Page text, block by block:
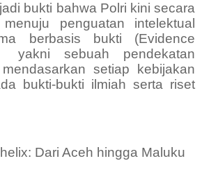
bukti bahwa Polri kini secara
penguatan intelektual
berbasis bukti (Evidence
yakni sebuah pendekatan
setiap kebijakan
bukti-bukti ilmiah serta riset
Dari Aceh hingga Maluku